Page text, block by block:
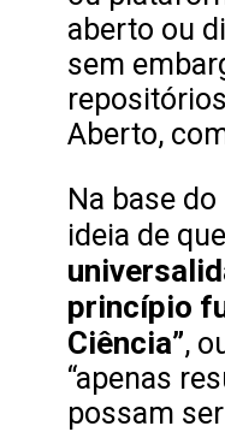
aberto ou
sem
Aberto,
Na base
ideia de que
princípio
Ciência”,
“apenas
possam